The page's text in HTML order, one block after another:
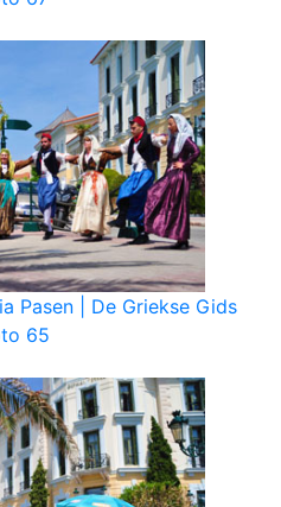
Pasen | De Griekse Gids
65